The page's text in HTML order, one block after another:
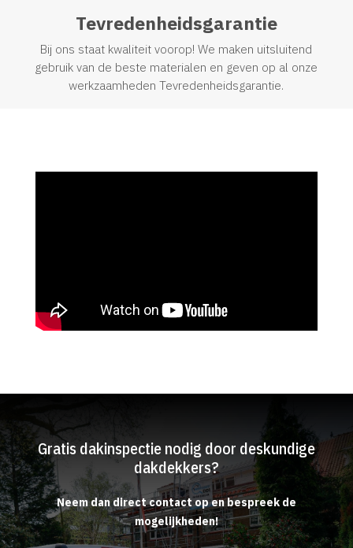
Tevredenheidsgarantie
Bij ons staat kwaliteit voorop! We maken uitsluitend
gebruik van de beste materialen en geven op al onze
werkzaamheden Tevredenheidsgarantie.
Gratis dakinspectie nodig door deskundige
dakdekkers?
Neem dan direct contact op en bespreek de
mogelijkheden!